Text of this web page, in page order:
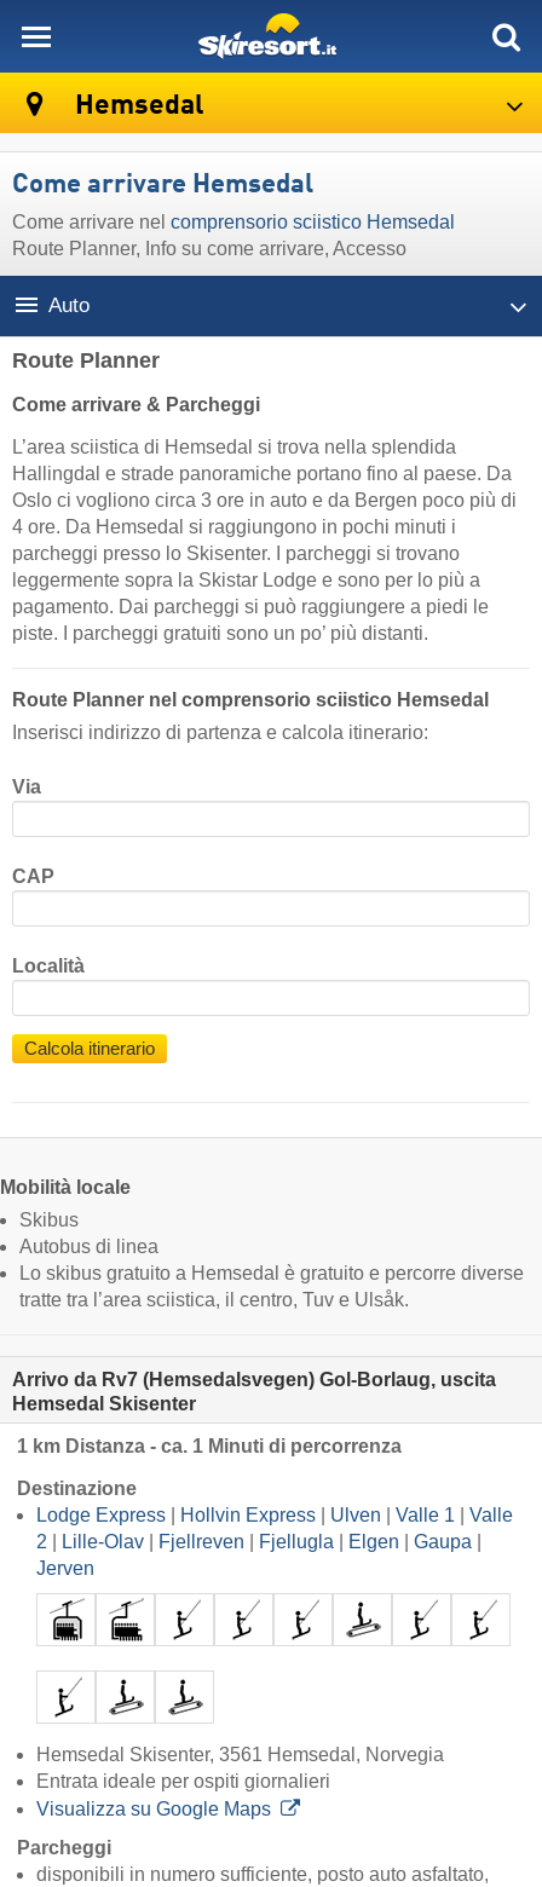
Hemsedal
Come arrivare Hemsedal
Come arrivare nel comprensorio sciistico Hemsedal
Route Planner, Info su come arrivare, Accesso
Auto
Route Planner
Come arrivare & Parcheggi
L’area sciistica di Hemsedal si trova nella splendida
Hallingdal e strade panoramiche portano fino al paese. Da
Oslo ci vogliono circa 3 ore in auto e da Bergen poco più di
4 ore. Da Hemsedal si raggiungono in pochi minuti i
parcheggi presso lo Skisenter. I parcheggi si trovano
leggermente sopra la Skistar Lodge e sono per lo più a
pagamento. Dai parcheggi si può raggiungere a piedi le
piste. I parcheggi gratuiti sono un po’ più distanti.
Route Planner nel comprensorio sciistico Hemsedal
Inserisci indirizzo di partenza e calcola itinerario:
Via
CAP
Località
Calcola itinerario
Mobilità locale
Skibus
Autobus di linea
Lo skibus gratuito a Hemsedal è gratuito e percorre diverse
tratte tra l’area sciistica, il centro, Tuv e Ulsåk.
Arrivo da Rv7 (Hemsedalsvegen) Gol-Borlaug, uscita
Hemsedal Skisenter
1 km Distanza - ca. 1 Minuti di percorrenza
Destinazione
Lodge Express
Hollvin Express Ulven Valle 1
Valle
2
Lille-Olav Fjellreven Fjellugla Elgen Gaupa
Jerven
Hemsedal Skisenter, 3561 Hemsedal, Norvegia
Entrata ideale per ospiti giornalieri
Visualizza su Google Maps
Parcheggi
disponibili in numero sufficiente, posto auto asfaltato,